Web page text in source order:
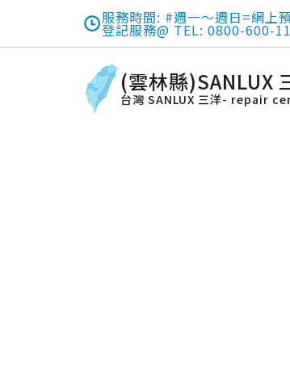
服務時間: #週一～週日=網上
登記服務@ TEL: 0800-600-
(雲林縣)SANLUX
台灣 SANLUX 三洋- repair